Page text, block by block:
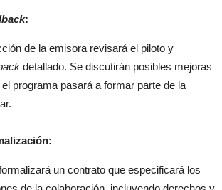
:
de la emisora revisará el piloto y
detallado. Se discutirán posibles mejoras
programa pasará a formar parte de la
un contrato que especificará los